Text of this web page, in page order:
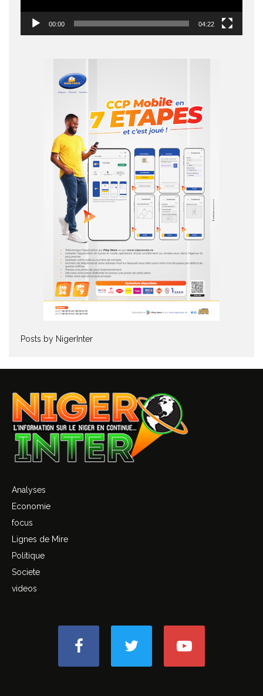
00:00 04:22
Posts by NigerInter
Analyses
Economie
focus
Lignes de Mire
Politique
Societe
videos